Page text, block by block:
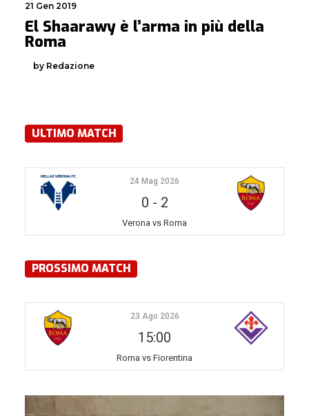
21 Gen 2019
El Shaarawy è l’arma in più della
Roma
by Redazione
ULTIMO MATCH
24 Mag 2026
0 - 2
Verona vs Roma
PROSSIMO MATCH
23 Ago 2026
15:00
Roma vs Fiorentina